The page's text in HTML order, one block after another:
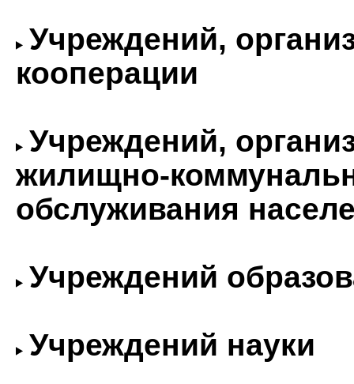
Учреждений,
кооперации
Учреждений,
жилищно-
обслуживания
Учреждений
Учреждений науки